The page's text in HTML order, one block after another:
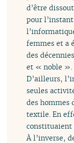
d’être
pour
femmes et a
des
et « noble ».
D’ailleurs,
seules
des hommes
textile. En
constituaient
À l’inverse,